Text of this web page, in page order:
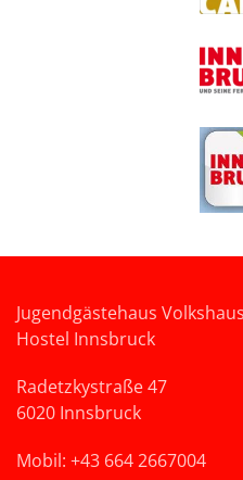
Jugendgästehaus Volkshaus
Hostel Innsbruck
Radetzkystraße 47
6020 Innsbruck
Mobil: +43 664 2667004